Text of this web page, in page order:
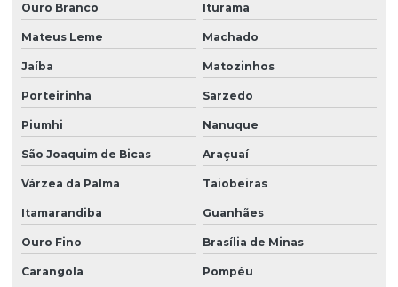
Ouro Branco Iturama
Mateus Leme Machado
Jaíba Matozinhos
Porteirinha Sarzedo
Piumhi Nanuque
São Joaquim de Bicas Araçuaí
Várzea da Palma Taiobeiras
Itamarandiba Guanhães
Ouro Fino Brasília de Minas
Carangola Pompéu